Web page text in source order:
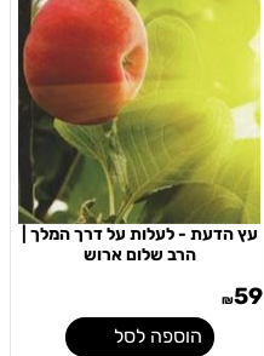
עץ הדעת - לעלות על דרך המלך |
הרב שלום ארוש
₪59
הוספה לסל